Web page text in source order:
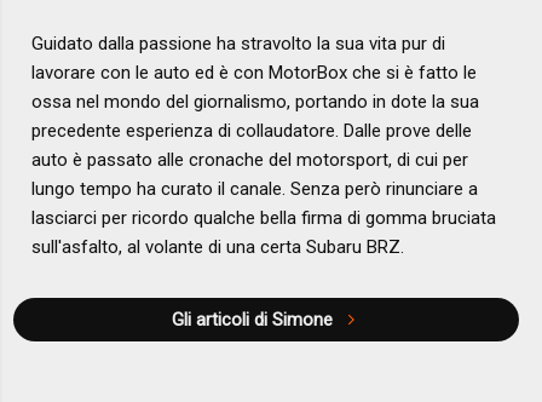
Guidato dalla passione ha stravolto la sua vita pur di
lavorare con le auto ed è con MotorBox che si è fatto le
ossa nel mondo del giornalismo, portando in dote la sua
precedente esperienza di collaudatore. Dalle prove delle
auto è passato alle cronache del motorsport, di cui per
lungo tempo ha curato il canale. Senza però rinunciare a
lasciarci per ricordo qualche bella firma di gomma bruciata
sull'asfalto, al volante di una certa Subaru BRZ.
Gli articoli di Simone